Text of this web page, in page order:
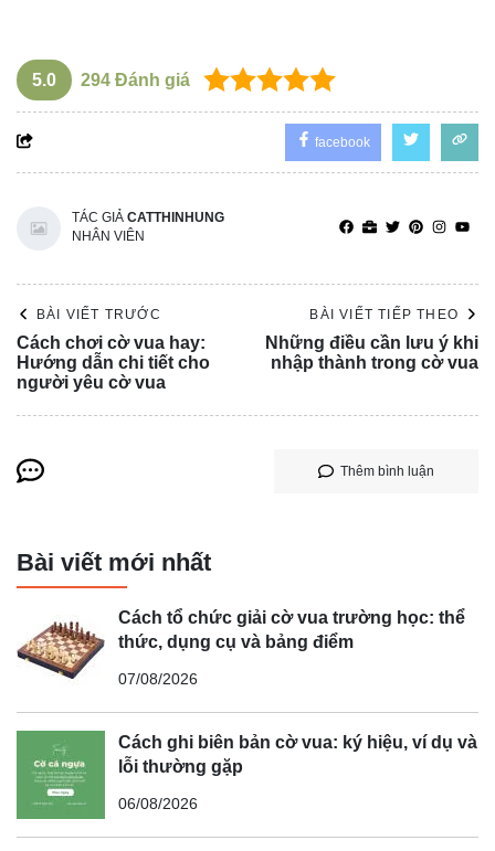
5.0 294 Đánh giá
facebook
TÁC GIẢ CATTHINHUNG
NHÂN VIÊN
BÀI VIẾT TRƯỚC
Cách chơi cờ vua hay:
Hướng dẫn chi tiết cho
người yêu cờ vua
BÀI VIẾT TIẾP THEO
Những điều cần lưu ý khi
nhập thành trong cờ vua
Thêm bình luận
Bài viết mới nhất
Cách tổ chức giải cờ vua trường học: thể
thức, dụng cụ và bảng điểm
07/08/2026
Cách ghi biên bản cờ vua: ký hiệu, ví dụ và
lỗi thường gặp
06/08/2026